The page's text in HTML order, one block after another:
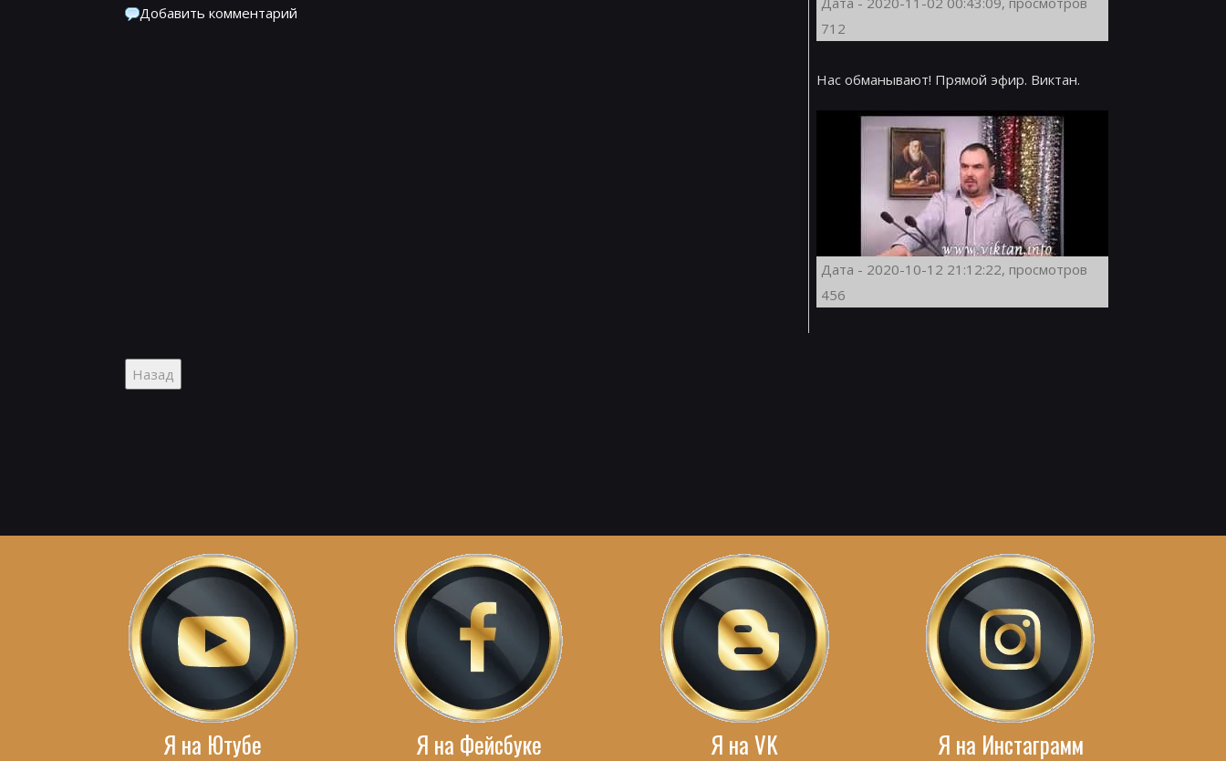
Добавить комментарий
712
Нас обманывают! Прямой эфир. Виктан.
Дата - 2020-10-12 21:12:22, просмотров
456
Я на Ютубе Я на Фейсбуке Я на VK Я на Инстаграмм